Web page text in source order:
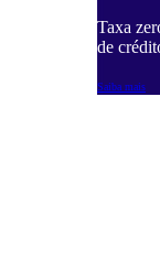
Taxa
de
Saiba mais